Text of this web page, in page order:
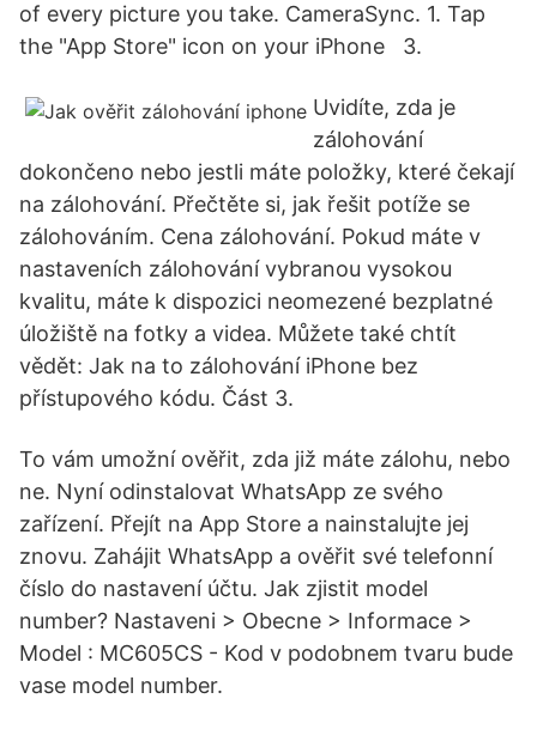
of every picture you take. CameraSync. 1. Tap
the "App Store" icon on your iPhone 3.
Uvidíte, zda je
zálohování
dokončeno nebo jestli máte položky, které čekají
na zálohování. Přečtěte si, jak řešit potíže se
zálohováním. Cena zálohování. Pokud máte v
nastaveních zálohování vybranou vysokou
kvalitu, máte k dispozici neomezené bezplatné
úložiště na fotky a videa. Můžete také chtít
vědět: Jak na to zálohování iPhone bez
přístupového kódu. Část 3.
To vám umožní ověřit, zda již máte zálohu, nebo
ne. Nyní odinstalovat WhatsApp ze svého
zařízení. Přejít na App Store a nainstalujte jej
znovu. Zahájit WhatsApp a ověřit své telefonní
číslo do nastavení účtu. Jak zjistit model
number? Nastaveni > Obecne > Informace >
Model : MC605CS - Kod v podobnem tvaru bude
vase model number.